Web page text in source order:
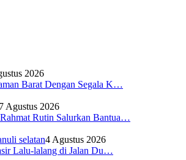
2026
Barat Dengan Segala K…
7 Agustus 2026
Rutin Salurkan Bantua…
selatan4 Agustus 2026
Lalu-lalang di Jalan Du…